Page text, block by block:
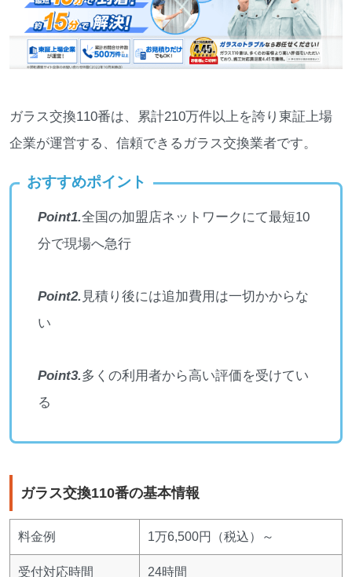
ガラス交換110番は、累計210万件以上を誇り東証上場
企業が運営する、信頼できるガラス交換業者です。
おすすめポイント
Point1.全国の加盟店ネットワークにて最短10
分で現場へ急行
Point2. 見積り後には追加費用は一切かからな
い
Point3.多くの利用者から高い評価を受けてい
る
ガラス交換110番の基本情報
料金例 1万6,500円（税込）～
受付対応時間 24時間